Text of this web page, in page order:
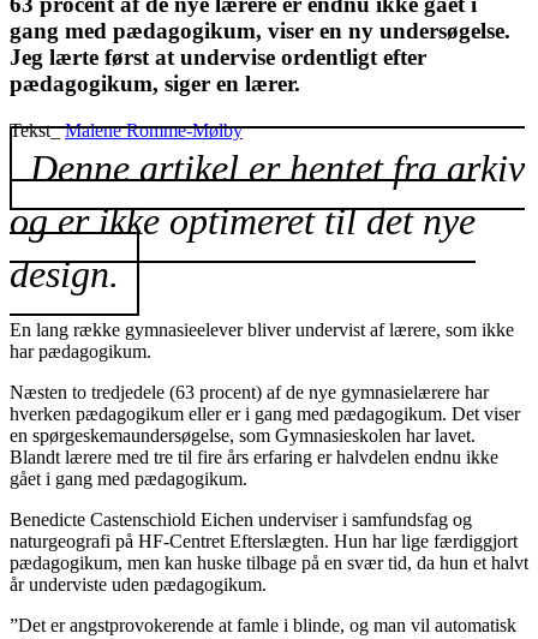
gang med pædagogikum, viser en ny undersøgelse.
Jeg lærte først at undervise ordentligt efter
pædagogikum, siger en lærer.
Tekst_Malene Romme-Mølby
Denne artikel er hentet fra arkiv
og er ikke optimeret til det nye
design.
En lang række gymnasieelever bliver undervist af lærere, som ikke
har pædagogikum.
Næsten to tredjedele (63 procent) af de nye gymnasielærere har
hverken pædagogikum eller er i gang med pædagogikum. Det viser
en spørgeskemaundersøgelse, som Gymnasieskolen har lavet.
Blandt lærere med tre til fire års erfaring er halvdelen endnu ikke
gået i gang med pædagogikum.
Benedicte Castenschiold Eichen underviser i samfundsfag og
naturgeografi på HF-Centret Efterslægten. Hun har lige færdiggjort
pædagogikum, men kan huske tilbage på en svær tid, da hun et halvt
år underviste uden pædagogikum.
”Det er angstprovokerende at famle i blinde, og man vil automatisk